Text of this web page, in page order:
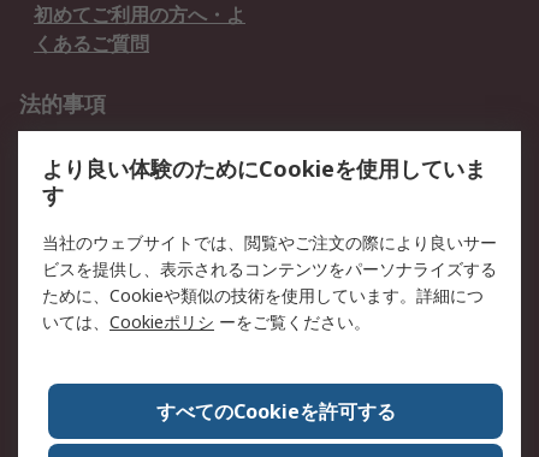
初めてご利用の方へ・よ
くあるご質問
法的事項
クッキーポリシー
RSについて
会社概要
採用情報
プレスリリース＆お知ら
コーポレートサイト
全世界のRS
RSの歴史
ESGへの取り組み（英語）
認証について
より良い体験のためにCookieを使用していま
す
当社のウェブサイトでは、閲覧やご注文の際により良いサー
ビスを提供し、表示されるコンテンツをパーソナライズする
ために、Cookieや類似の技術を使用しています。詳細につ
いては、 Cookieポリシ ーをご覧ください。
すべてのCookieを許可する